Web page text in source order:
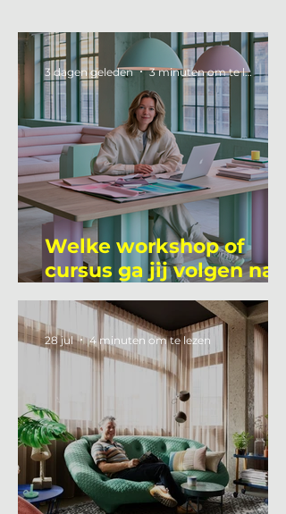
Welke workshop of
cursus ga jij volgen na
je vakantie?
3 dagen geleden 3 minuten om te lezen
28 jul 4 minuten om te lezen